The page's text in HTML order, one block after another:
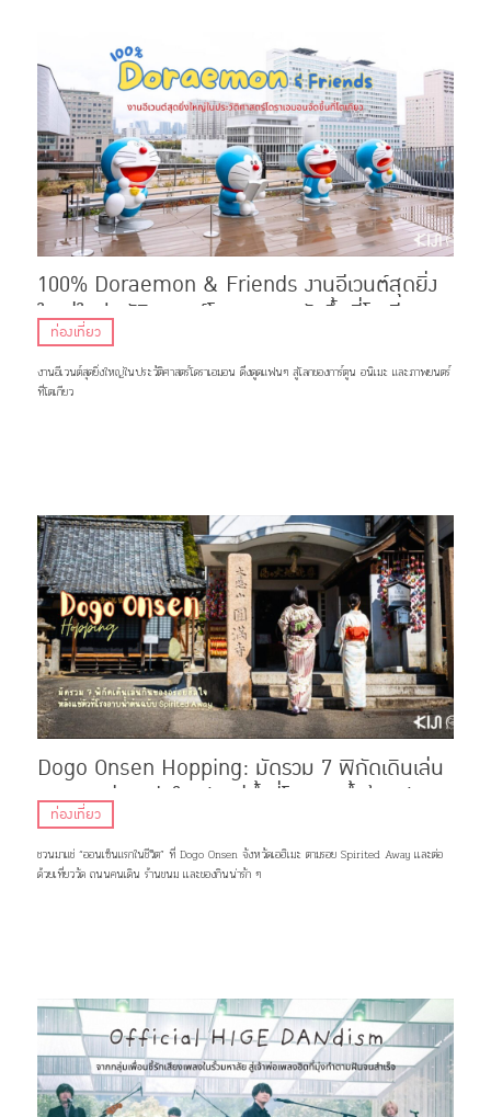
100% Doraemon & Friends งานอีเวนต์สุดยิ่ง
ใหญ่ในประวัติศาสตร์โดราเอมอนจัดขึ้นที่โตเกียว
ท่องเที่ยว
งานอีเวนต์สุดยิ่งใหญ่ในประวัติศาสตร์โดราเอมอน ดึงดูดแฟนๆ สู่โลกของการ์ตูน อนิเมะ และภาพยนตร์
ที่โตเกียว
Dogo Onsen Hopping: มัดรวม 7 พิกัดเดินเล่น
กินของอร่อย ฮีลใจหลังแช่น้ำที่โรงอาบน้ำต้นฉบับ
Spirited Away
ท่องเที่ยว
ชวนมาแช่ “ออนเซ็นแรกในชีวิต” ที่ Dogo Onsen จังหวัดเอฮิเมะ ตามรอย Spirited Away เเละต่อ
ด้วยเที่ยววัด ถนนคนเดิน ร้านขนม เเละของกินน่ารัก ๆ